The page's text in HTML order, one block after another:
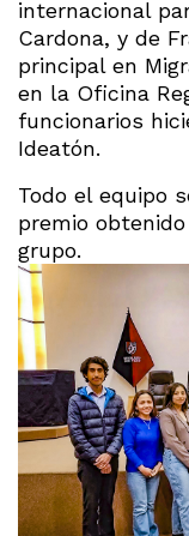
internacional
Cardona, y de
principal en
en la Oficina
funcionarios
Ideatón.
Todo el equipo
premio
grupo.